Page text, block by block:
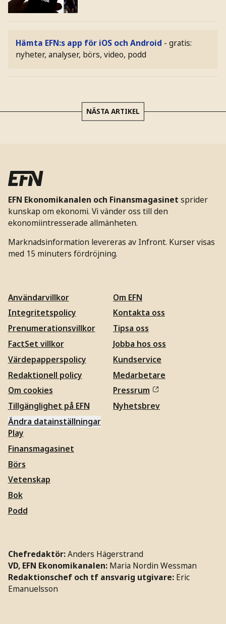
Hämta EFN:s app för iOS och Android - gratis:
nyheter, analyser, börs, video, podd
NÄSTA ARTIKEL
EFN Ekonomikanalen och Finansmagasinet sprider
kunskap om ekonomi. Vi vänder oss till den
ekonomiintresserade allmänheten.
Marknadsinformation levereras av Infront. Kurser visas
med 15 minuters fördröjning.
Användarvillkor
Integritetspolicy
Prenumerationsvillkor
FactSet villkor
Värdepapperspolicy
Redaktionell policy
Om cookies
Tillgänglighet på EFN
Ändra datainställningar
Om EFN
Kontakta oss
Tipsa oss
Jobba hos oss
Kundservice
Medarbetare
Pressrum
Nyhetsbrev
Play
Finansmagasinet
Börs
Vetenskap
Bok
Podd
Chefredaktör:Anders Hägerstrand
VD, EFN Ekonomikanalen: Maria Nordin Wessman
Redaktionschef och tf ansvarig utgivare: Eric
Emanuelsson